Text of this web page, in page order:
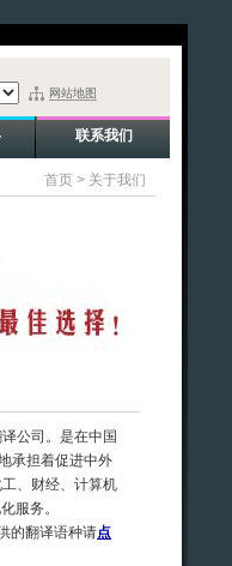
网站地图
联系我们
首页 > 关于我们
公司。是在中国
承担着促进中外
、财经、计算机
服务。
的翻译语种请点